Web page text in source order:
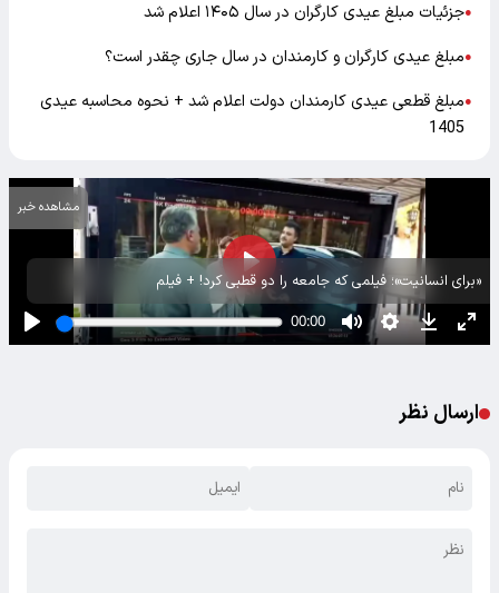
●جزئیات مبلغ عیدی کارگران در سال ۱۴۰۵ اعلام شد
●مبلغ عیدی کارگران و کارمندان در سال جاری چقدر است؟
●مبلغ قطعی عیدی کارمندان دولت اعلام شد + نحوه محاسبه عیدی
1405
«برای انسانیت»؛ فیلمی که جامعه را دو قطبی کرد! + فیلم
مشاهده خبر
ارسال نظر